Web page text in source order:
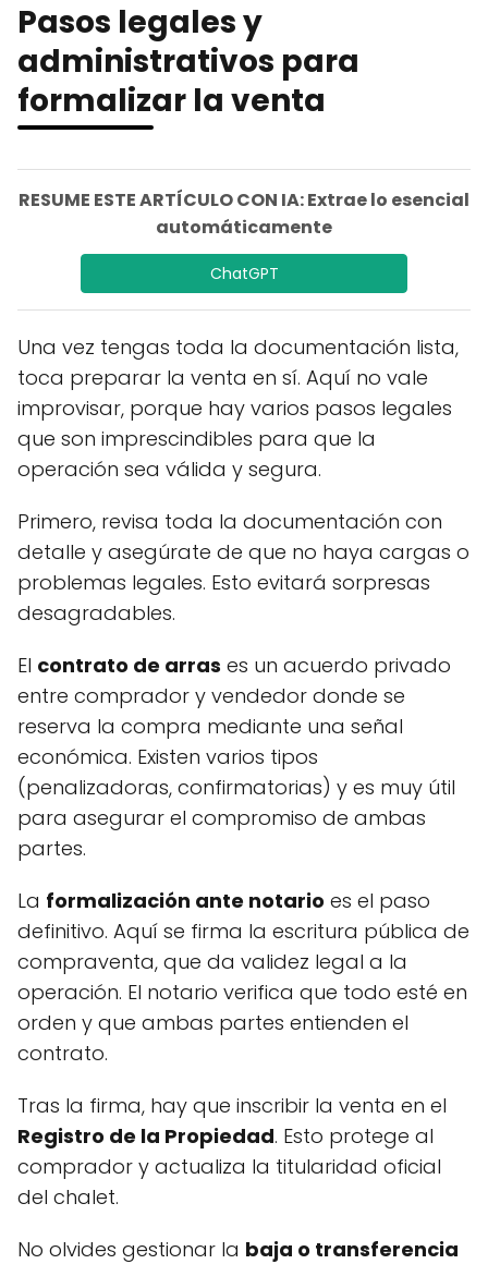
Pasos legales y
administrativos para
formalizar la venta
RESUME ESTE ARTÍCULO CON IA: Extrae lo esencial
automáticamente
ChatGPT
Una vez tengas toda la documentación lista,
toca preparar la venta en sí. Aquí no vale
improvisar, porque hay varios pasos legales
que son imprescindibles para que la
operación sea válida y segura.
Primero, revisa toda la documentación con
detalle y asegúrate de que no haya cargas o
problemas legales. Esto evitará sorpresas
desagradables.
El contrato de arras es un acuerdo privado
entre comprador y vendedor donde se
reserva la compra mediante una señal
económica. Existen varios tipos
(penalizadoras, confirmatorias) y es muy útil
para asegurar el compromiso de ambas
partes.
La formalización ante notario es el paso
definitivo. Aquí se firma la escritura pública de
compraventa, que da validez legal a la
operación. El notario verifica que todo esté en
orden y que ambas partes entienden el
contrato.
Tras la firma, hay que inscribir la venta en el
Registro de la Propiedad. Esto protege al
comprador y actualiza la titularidad oficial
del chalet.
No olvides gestionar la baja o transferencia